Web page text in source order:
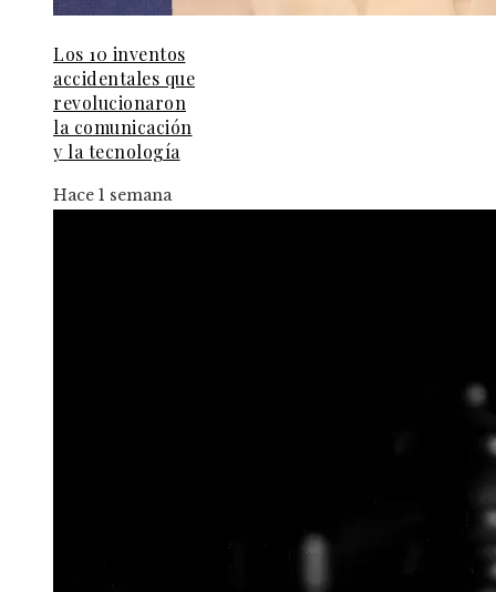
Los 10 inventos
accidentales que
revolucionaron
la comunicación
y la tecnología
Hace 1 semana